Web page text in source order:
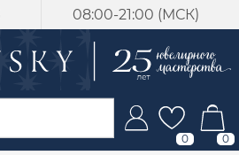
08:00-21:00 (МСК)
0 0
дней с